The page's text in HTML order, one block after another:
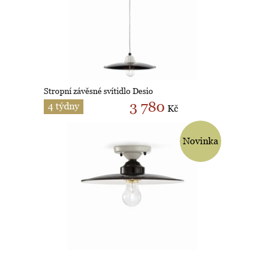
Stropní závěsné svítidlo Desio
4 týdny 3 780 Kč
Novinka